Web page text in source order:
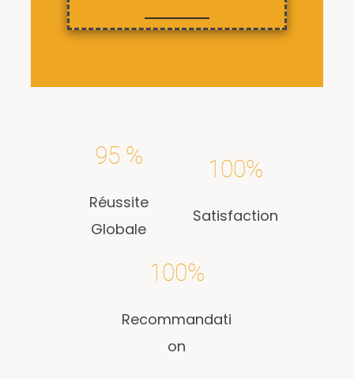
95 %
Réussite
Globale
100%
Satisfaction
100%
Recommandati
on